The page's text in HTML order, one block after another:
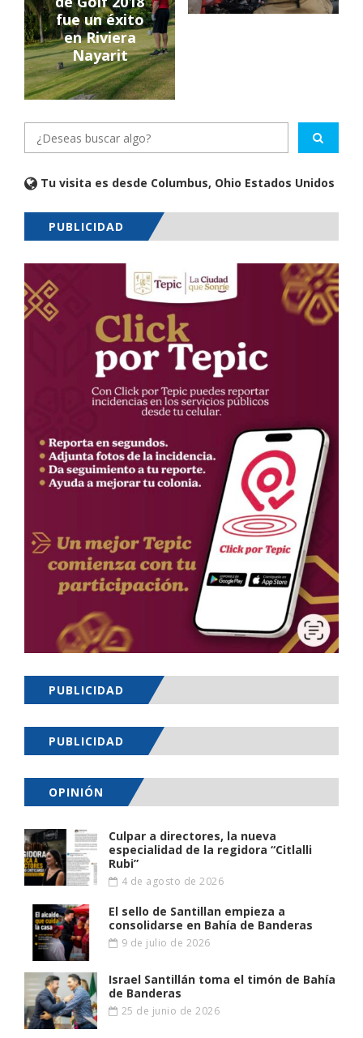
fue un éxito
en Riviera
Nayarit
Tu visita es desde Columbus, Ohio Estados Unidos
PUBLICIDAD
PUBLICIDAD
PUBLICIDAD
OPINIÓN
Culpar a directores, la nueva
especialidad de la regidora “Citlalli
Rubi”
4 de agosto de 2026
El sello de Santillan empieza a
consolidarse en Bahía de Banderas
9 de julio de 2026
Israel Santillán toma el timón de Bahía
de Banderas
25 de junio de 2026